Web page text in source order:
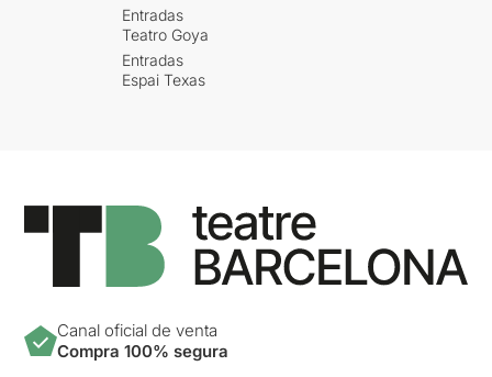
Entradas
Teatro Goya
Entradas
Espai Texas
Canal oficial de venta
Compra 100% segura